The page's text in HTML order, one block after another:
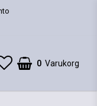
0 Varukorg